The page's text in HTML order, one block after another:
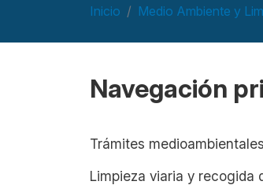
Inicio Medio Ambiente y
Navegación
Trámites medioambientales
Limpieza viaria y recogida